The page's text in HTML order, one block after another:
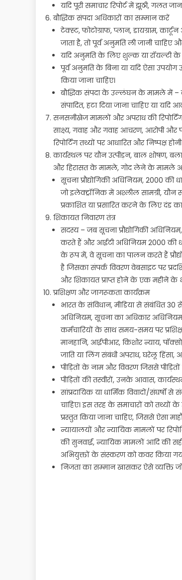
यदि पूरी समाचार रिपोर्ट में झूठी, गलत
बौद्धिक संपदा अधिकारों का सम्मान करें
टेक्स्ट, फोटोग्राफ, प्लान, डायग्राम,
जाता है, तो पूर्व अनुमति ली जानी
यदि अनुमति के लिए शुल्क या रॉयल्टी के
पूर्व अनुमति के बिना या यदि ऐसा
किया जाना चाहिए।
बौद्धिक संपदा के उल्लंघन के मामले में –
संपादित, हटा दिया जाना चाहिए या यदि
सनसनीखेज मामलों और अपराध की रिपोर्टिंग
साक्ष्य, गवाह और गवाह आचरण, आरोपी
रिपोर्टिंग तथ्यों पर आधारित और निष्पक्ष होनी
कार्यस्थल पर यौन उत्पीड़न, बाल शोषण,
और हिरासत के मामले, गोद लेने के मामले आदि
सूचना प्रौद्योगिकी अधिनियम, 2000 की
जो इलेक्ट्रॉनिक में अश्लील सामग्री, यौन
प्रकाशित या प्रसारित करने के लिए दंड का
शिकायत निवारण तंत्र
सदस्य – जब सूचना प्रौद्योगिकी
करते हैं और आईटी अधिनियम 2000 की
के रूप में, वे सूचना का पालन करते हैं
है जिसका संपर्क विवरण वेबसाइट पर
और शिकायत प्राप्त होने के एक महीने के
प्रशिक्षण और जागरूकता कार्यक्रम
भारत के संविधान, मीडिया से संबंधित
अधिनियम, सूचना का अधिकार
कर्मचारियों के साथ समय-समय पर
मानहानि, आईपीआर, किशोर न्याय,
जाति या लिंग संबंधी अपराध, घरेलू हिंसा,
पीड़ितों के नाम और विवरण जिससे
पीड़ितों की तस्वीरों, उनके आवास,
सांप्रदायिक या धार्मिक विवादों/संघर्षों
चाहिए। इस तरह के समाचारों को तथ्यों
प्रस्तुत किया जाना चाहिए, जिससे ऐसा
न्यायालयों और न्यायिक मामलों पर
की सुनवाई, न्यायिक मामलों आदि की
अभियुक्तों के संस्करण को कवर किया गया
निजता का सम्मान खासकर ऐसे व्यक्ति